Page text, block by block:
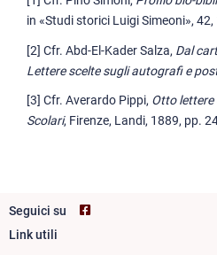
in «Studi storici Luigi Simeoni»,
[2] Cfr. Abd-El-Kader Salza, Dal
Lettere scelte sugli autografi e
[3] Cfr. Averardo Pippi, Otto lettere
Scolari, Firenze, Landi, 1889, pp.
Seguici su
Footer
Link utili